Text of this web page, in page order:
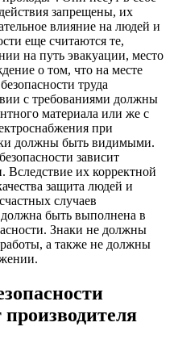
запрещены, их
влияние на людей и
еще считаются те,
на путь эвакуации, место
о том, что на месте
с требованиями должны
материала или же с
при
должны быть видимыми.
зависит
Вследствие их корректной
защита людей и
случаев
быть выполнена в
Знаки не должны
а также не должны